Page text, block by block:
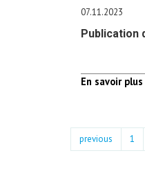
07.11.2023
Publication
En savoir plus
previous 1